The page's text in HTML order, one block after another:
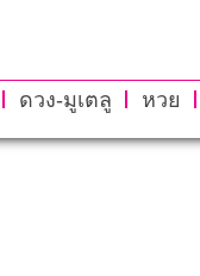
ดวง-มูเตลู หวย